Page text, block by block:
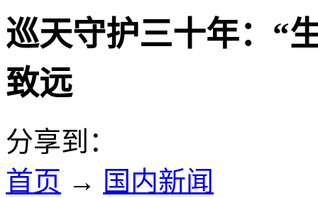
巡天守护三十年：“
致远
分享到：
首页 → 国内新闻